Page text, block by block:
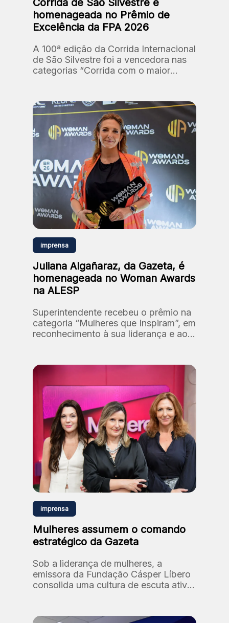
homenageada no Prêmio de
Excelência da FPA 2026
A 100ª edição da Corrida Internacional
de São Silvestre foi a vencedora nas
categorias “Corrida com o maior
imprensa
Juliana Algañaraz, da Gazeta, é
homenageada no Woman Awards
na ALESP
Superintendente recebeu o prêmio na
categoria “Mulheres que Inspiram”, em
reconhecimento à sua liderança e ao
imprensa
Mulheres assumem o comando
estratégico da Gazeta
Sob a liderança de mulheres, a
emissora da Fundação Cásper Líbero
consolida uma cultura de escuta ativa
relevância social